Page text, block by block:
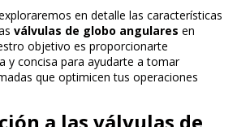
en detalle las características
válvulas de globo angulares en
objetivo es proporcionarte
y concisa para ayudarte a tomar
que optimicen tus operaciones